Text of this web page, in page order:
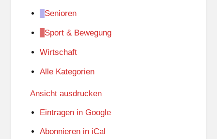
Senioren
Sport & Bewegung
Wirtschaft
Alle Kategorien
Ansicht ausdrucken
Eintragen in Google
Abonnieren in iCal